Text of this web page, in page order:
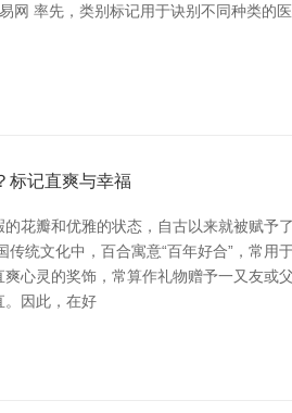
网 率先，类别标记用于诀别不同种类的
标记直爽与幸福
花瓣和优雅的状态，自古以来就被赋予
传统文化中，百合寓意“百年好合”，常
爽心灵的奖饰，常算作礼物赠予一又友
。因此，在好